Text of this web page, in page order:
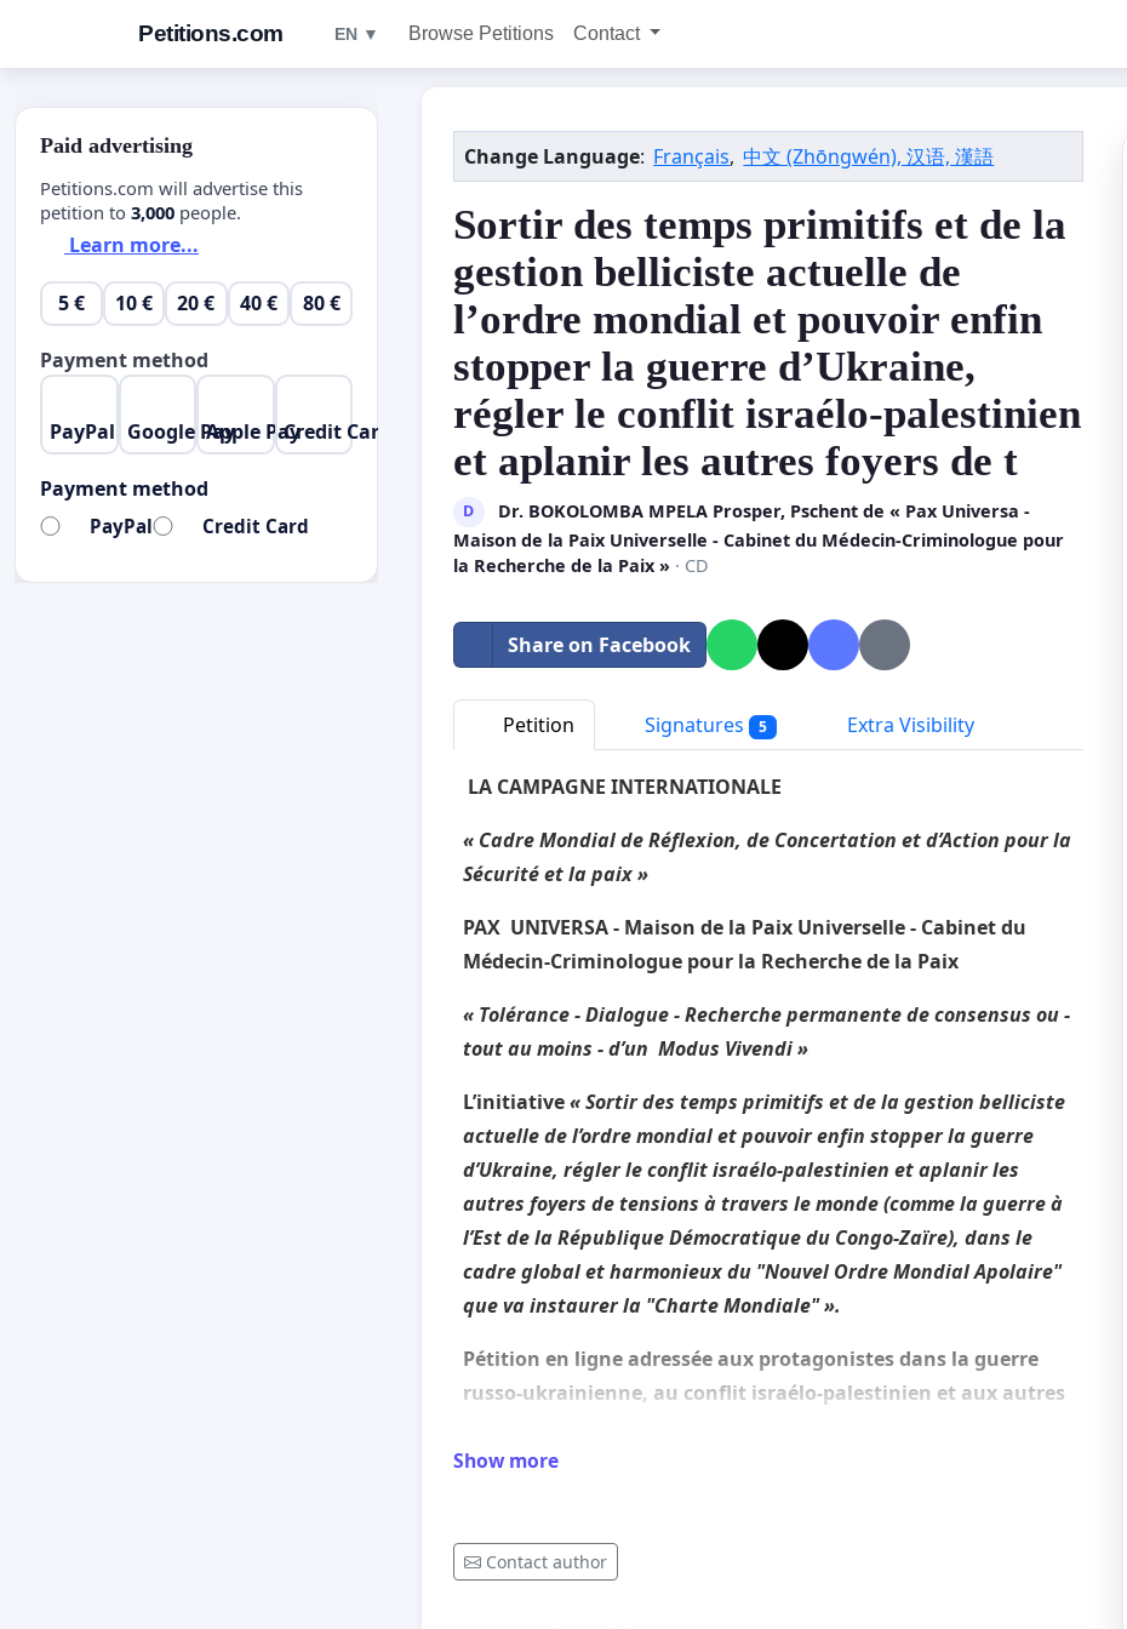
Petitions.com EN ▼ Browse Petitions Contact
Change Language: Français, 中文 (Zhōngwén), 汉语, 漢語
Sortir des temps primitifs et de la
gestion belliciste actuelle de
l’ordre mondial et pouvoir enfin
stopper la guerre d’Ukraine,
régler le conflit israélo-palestinien
et aplanir les autres foyers de t
D
Dr. BOKOLOMBA MPELA Prosper, Pschent de « Pax Universa -
Maison de la Paix Universelle - Cabinet du Médecin-Criminologue pour
la Recherche de la Paix » · CD
Share on Facebook
Petition Signatures 5 Extra Visibility
LA CAMPAGNE INTERNATIONALE
« Cadre Mondial de Réflexion, de Concertation et d’Action pour la
Sécurité et la paix »
PAX UNIVERSA - Maison de la Paix Universelle - Cabinet du
Médecin-Criminologue pour la Recherche de la Paix
« Tolérance - Dialogue - Recherche permanente de consensus ou -
tout au moins - d’un Modus Vivendi »
L’initiative«Sortir des temps primitifs et de la gestion belliciste
actuelle de l’ordre mondial et pouvoir enfin stopper la guerre
d’Ukraine, régler le conflit israélo-palestinien et aplanir les
autres foyers de tensions à travers le monde (comme la guerre à
l’Est de la République Démocratique du Congo-Zaïre), dans le
cadre global et harmonieux du "Nouvel Ordre Mondial Apolaire"
que va instaurer la "Charte Mondiale"».
Pétition en ligne adressée aux protagonistes dans la guerre
russo-ukrainienne, au conflit israélo-palestinien et aux autres
de la République Démocratique du Congo-Zaïre).
d’un condominium aux territoires sécessionnistes disputés du
Sud-Est avec Kiev et mettre fin au conflit ukrainien, avec une
Show more
Contact author
Paid advertising
Petitions.com will advertise this
petition to 3,000 people.
Learn more...
5 € 10 € 20 € 40 € 80 €
Payment method
PayPal Google PayApple PayCredit Card
Payment method
PayPal Credit Card